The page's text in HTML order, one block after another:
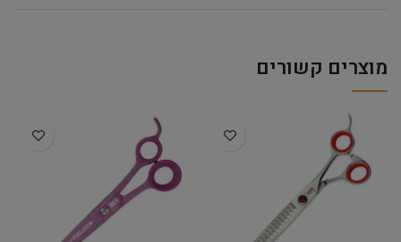
מוצרים קשורים